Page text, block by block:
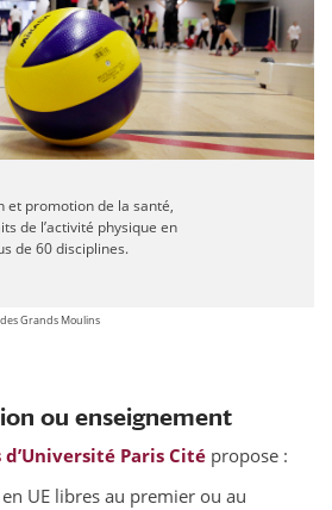
et promotion de la santé,
de l’activité physique en
de 60 disciplines.
Grands Moulins
ou enseignement
Paris Cité propose :
UE libres au premier ou au